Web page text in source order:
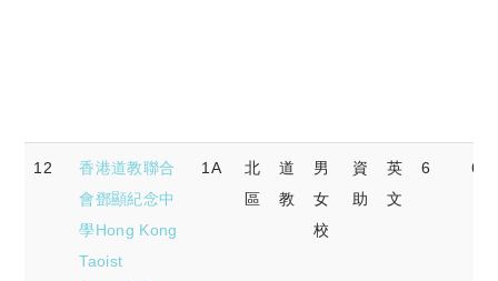
12
香港道教聯合
會鄧顯紀念中
學Hong Kong
Taoist
1A
北
區
道
教
男
女
校
資
助
英
文
6